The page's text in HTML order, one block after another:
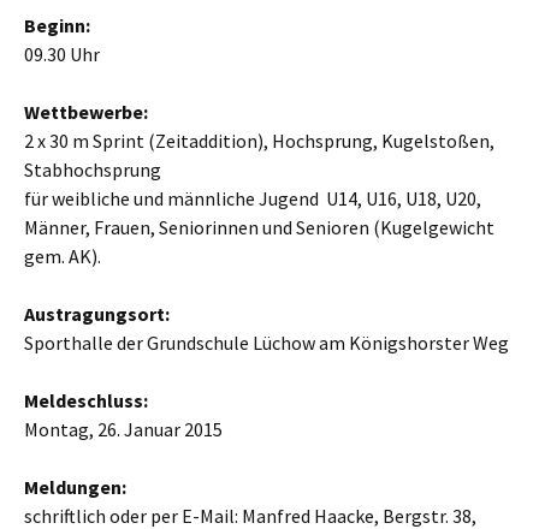
Beginn:
09.30 Uhr
Wettbewerbe:
2 x 30 m Sprint (Zeitaddition), Hochsprung, Kugelstoßen,
Stabhochsprung
für weibliche und männliche Jugend U14, U16, U18, U20,
Männer, Frauen, Seniorinnen und Senioren (Kugelgewicht
gem. AK).
Austragungsort:
Sporthalle der Grundschule Lüchow am Königshorster Weg
Meldeschluss:
Montag, 26. Januar 2015
Meldungen:
schriftlich oder per E-Mail: Manfred Haacke, Bergstr. 38,